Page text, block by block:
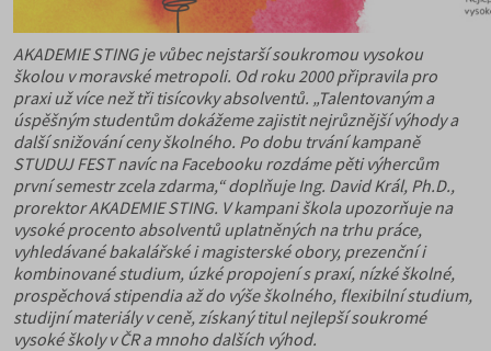
AKADEMIE STING je vůbec nejstarší soukromou vysokou
školou v moravské metropoli. Od roku 2000 připravila pro
praxi už více než tři tisícovky absolventů. „Talentovaným a
úspěšným studentům dokážeme zajistit nejrůznější výhody a
další snižování ceny školného. Po dobu trvání kampaně
STUDUJ FEST navíc na Facebooku rozdáme pěti výhercům
první semestr zcela zdarma,“ doplňuje Ing. David Král, Ph.D.,
prorektor AKADEMIE STING. V kampani škola upozorňuje na
vysoké procento absolventů uplatněných na trhu práce,
vyhledávané bakalářské i magisterské obory, prezenční i
kombinované studium, úzké propojení s praxí, nízké školné,
prospěchová stipendia až do výše školného, flexibilní studium,
studijní materiály v ceně, získaný titul nejlepší soukromé
vysoké školy v ČR a mnoho dalších výhod.